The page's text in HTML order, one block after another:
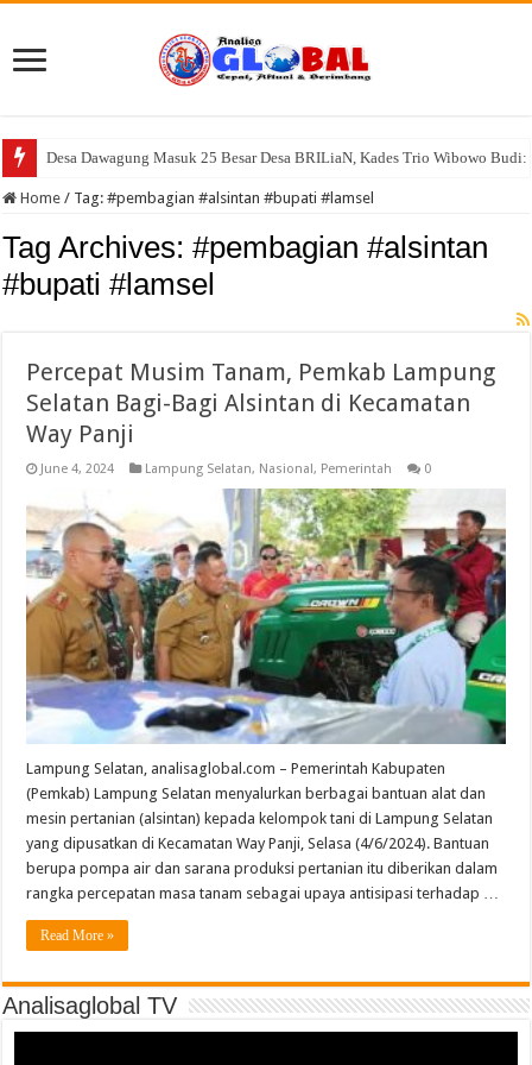
Desa Dawagung Masuk 25 Besar Desa BRILiaN, Kades Trio Wibowo
Warga Resah, Kandang dan Pemotongan Ayam di Desa Cisayong Diduga
Home / Tag:#pembagian #alsintan #bupati #lamsel
Tag Archives:#pembagian #alsintan
#bupati #lamsel
Percepat Musim Tanam, Pemkab Lampung
Selatan Bagi-Bagi Alsintan di Kecamatan
Way Panji
June 4, 2024 Lampung Selatan, Nasional, Pemerintah 0
Lampung Selatan, analisaglobal.com – Pemerintah Kabupaten
(Pemkab) Lampung Selatan menyalurkan berbagai bantuan alat dan
mesin pertanian (alsintan) kepada kelompok tani di Lampung Selatan
yang dipusatkan di Kecamatan Way Panji, Selasa (4/6/2024). Bantuan
berupa pompa air dan sarana produksi pertanian itu diberikan dalam
rangka percepatan masa tanam sebagai upaya antisipasi terhadap …
Read More »
Analisaglobal TV